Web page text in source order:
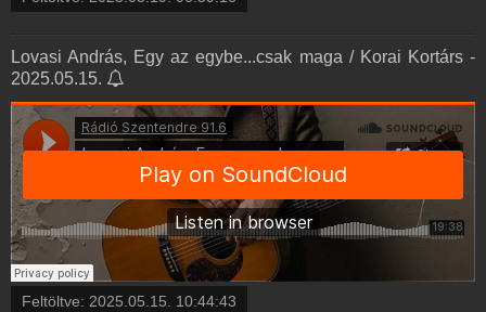
Lovasi András, Egy az egybe...csak maga / Korai Kortárs -
2025.05.15.
Feltöltve: 2025.05.15. 10:44:43